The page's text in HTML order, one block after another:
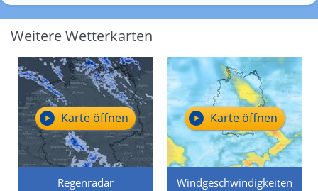
Weitere Wetterkarten
Regenradar
Karte öffnen
Windgeschwindigkeiten
Karte öffnen